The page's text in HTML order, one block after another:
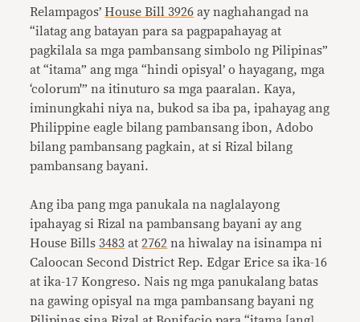
Relampagos’House Bill 3926 ay naghahangad na
“ilatag ang batayan para sa pagpapahayag at
pagkilala sa mga pambansang simbolo ng Pilipinas”
at “itama” ang mga “hindi opisyal’ o hayagang, mga
‘colorum'” na itinuturo sa mga paaralan. Kaya,
iminungkahi niya na, bukod sa iba pa, ipahayag ang
Philippine eagle bilang pambansang ibon, Adobo
bilang pambansang pagkain, at si Rizal bilang
pambansang bayani.
Ang iba pang mga panukala na naglalayong
ipahayag si Rizal na pambansang bayani ay ang
House Bills 3483 at2762 na hiwalay na isinampa ni
Caloocan Second District Rep. Edgar Erice sa ika-16
at ika-17 Kongreso. Nais ng mga panukalang batas
na gawing opisyal na mga pambansang bayani ng